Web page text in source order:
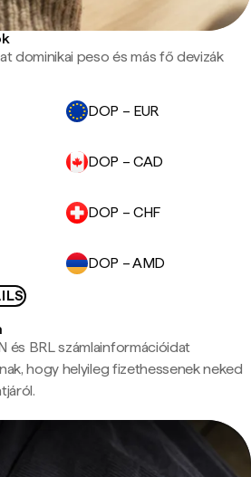
dominikai peso és más fő devizák
DOP – EUR
DOP – CAD
DOP – CHF
DOP – AMD
és BRL számlainformációidat
hogy helyileg fizethessenek neked